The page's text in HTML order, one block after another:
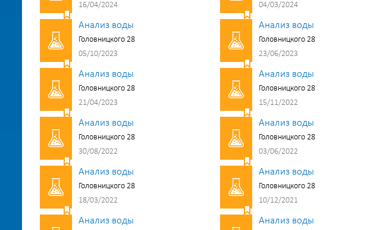
16/04/2024
04/03/2024
Анализ воды
Головницкого 28
05/10/2023
Анализ воды
Головницкого 28
23/06/2023
Анализ воды
Головницкого 28
21/04/2023
Анализ воды
Головницкого 28
15/11/2022
Анализ воды
Головницкого 28
30/08/2022
Анализ воды
Головницкого 28
03/06/2022
Анализ воды
Головницкого 28
18/03/2022
Анализ воды
Головницкого 28
10/12/2021
Анализ воды Анализ воды